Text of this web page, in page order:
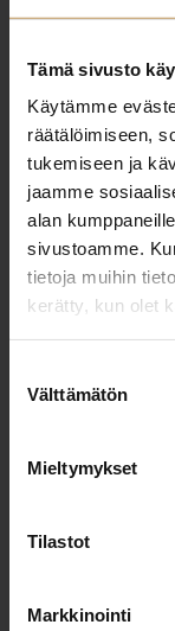
Tämä sivusto
Käytämme
räätälöimiseen,
tukemiseen ja
jaamme
alan
sivustoamme.
tietoja muihin
kerätty, kun olet
valinta
Välttämätön
Mieltymykset
Tilastot
Markkinointi
"*" näyttää
Aihe
*